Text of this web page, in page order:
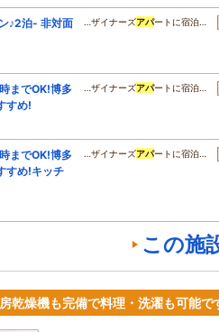
♪2泊- 非対面
…ザイナーズアパートに宿泊…
までOK!博多
すめ!
…ザイナーズアパートに宿泊…
までOK!博多
すめ!キッチ
…ザイナーズアパートに宿泊…
この施
乾燥機も完備で料理・洗濯も可能で